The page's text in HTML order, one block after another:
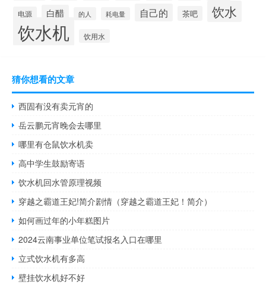
电源 白醋 的人 耗电量 自己的 茶吧 饮水
饮水机 饮用水
猜你想看的文章
西固有没有卖元宵的
岳云鹏元宵晚会去哪里
哪里有仓鼠饮水机卖
高中学生鼓励寄语
饮水机回水管原理视频
穿越之霸道王妃!简介剧情（穿越之霸道王妃！简介）
如何画过年的小年糕图片
2024云南事业单位笔试报名入口在哪里
立式饮水机有多高
壁挂饮水机好不好